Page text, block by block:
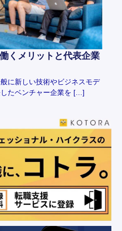
くメリットと代表企業
に新しい技術やビジネスモデ
たベンチャー企業を […]